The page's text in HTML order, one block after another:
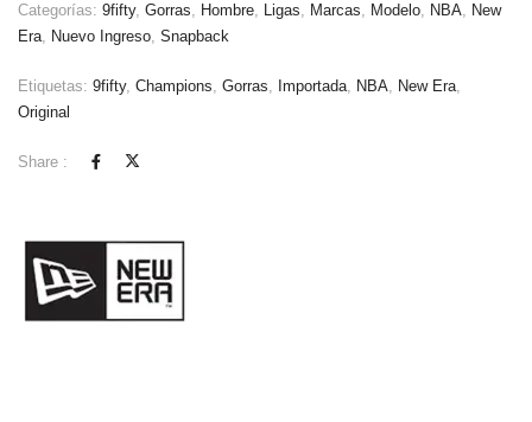
Categorías: 9fifty, Gorras, Hombre, Ligas, Marcas, Modelo, NBA, New
Era, Nuevo Ingreso, Snapback
Etiquetas: 9fifty, Champions, Gorras, Importada, NBA, New Era,
Original
Share :